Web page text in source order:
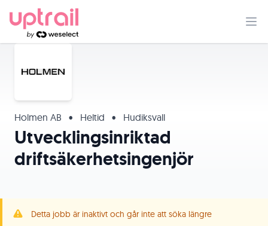
Holmen AB • Heltid • Hudiksvall
Utvecklingsinriktad
driftsäkerhetsingenjör
Detta jobb är inaktivt och går inte att söka längre